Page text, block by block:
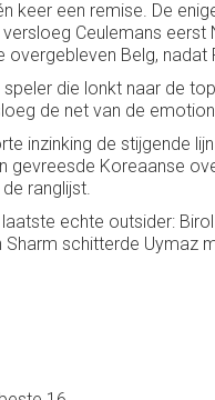
keer een remise. De
Ceulemans
overgebleven Belg,
die lonkt naar de
de net van de
inzinking de stijgende
gevreesde Koreaanse
ranglijst.
echte outsider:
schitterde Uymaz